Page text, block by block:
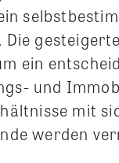
Die
ein
und
mit
werden